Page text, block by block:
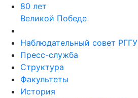
80 лет
Великой Победе
Наблюдательный совет РГГУ
Пресс-служба
Структура
Факультеты
История